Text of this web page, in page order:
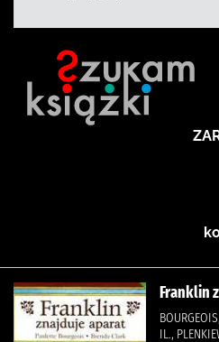
Franklin
IL.,